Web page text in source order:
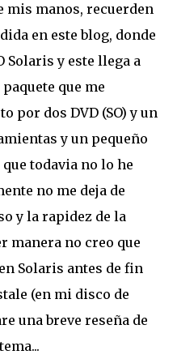
mis manos, recuerden
en este blog, donde
Solaris y este llega a
que me
por dos DVD (SO) y un
y un pequeño
todavia no lo he
no me deja de
y la rapidez de la
manera no creo que
Solaris antes de fin
(en mi disco de
una breve reseña de